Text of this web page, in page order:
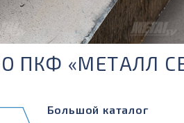
ПКФ «МЕТАЛЛ
Большой каталог